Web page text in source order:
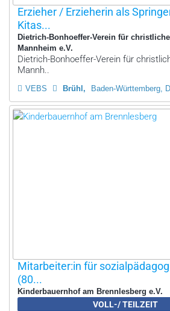
Erzieher / Erzieherin als
Kitas...
Dietrich-Bonhoeffer-Verein für
Mannheim e.V.
Dietrich-Bonhoeffer-Verein für
Mannh..
VEBS Brühl Baden-Württemberg,
Mitarbeiter:in für
(80...
Kinderbauernhof am Brennlesberg e.V.
VOLL-/ TEILZEIT